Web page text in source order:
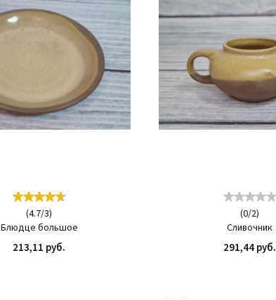
(4.7/3)
Блюдце большое
213,11 руб.
(0/2)
Сливочник
291,44 руб.